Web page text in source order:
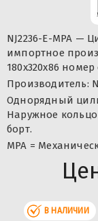
NJ2236-E-MPA —
импортное
180x320x86
Производитель:
Однорядный
Наружное
борт.
MPA =
В НАЛИЧИИ